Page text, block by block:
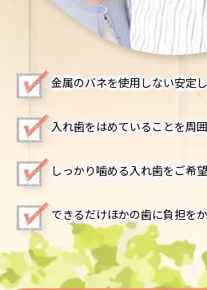
金属のバネを使用しない安定
入れ歯をはめていることを周
しっかり噛める入れ歯をご希
できるだけほかの歯に負担を